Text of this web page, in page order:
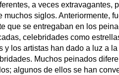
a veces extravagantes,
muchos siglos. Anteriormente,
que se entregaban en los
celebridades como
y los artistas han dado a luz a
Muchos peinados
algunos de ellos se han